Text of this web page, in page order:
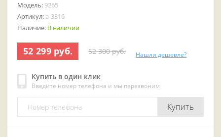
Модель: 9265
Артикул: a-3316
Наличие: В наличии
52 299 руб. 52 300 руб. Нашли дешевле?
Купить в один клик
Введите номер телефона и мы перезвоним
Купить